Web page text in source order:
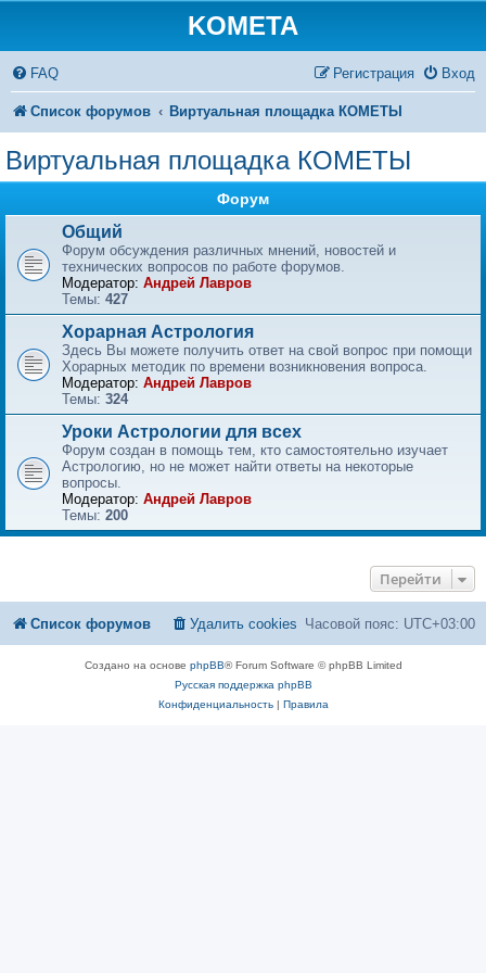
KOMETA
FAQ Вход
Регистрация
Список форумов Виртуальная площадка КОМЕТЫ
Виртуальная площадка КОМЕТЫ
Форум
Общий
Форум обсуждения различных мнений, новостей и
технических вопросов по работе форумов.
Модератор: Андрей Лавров
Темы: 427
Хорарная Астрология
Здесь Вы можете получить ответ на свой вопрос при помощи
Хорарных методик по времени возникновения вопроса.
Модератор: Андрей Лавров
Темы: 324
Уроки Астрологии для всех
Форум создан в помощь тем, кто самостоятельно изучает
Астрологию, но не может найти ответы на некоторые
вопросы.
Модератор: Андрей Лавров
Темы: 200
Перейти
Список форумов Часовой пояс: UTC+03:00
Удалить cookies
Создано на основе phpBB® Forum Software © phpBB Limited
Русская поддержка phpBB
Конфиденциальность| Правила